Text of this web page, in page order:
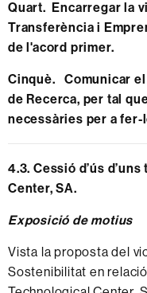
Quart. Encarregar la
Transferència i
de l'acord primer.
Cinquè. Comunicar
de Recerca, per tal
necessàries per a
4.3. Cessió d’ús
Center, SA.
Exposició de motius
Vista la proposta del
Sostenibilitat en